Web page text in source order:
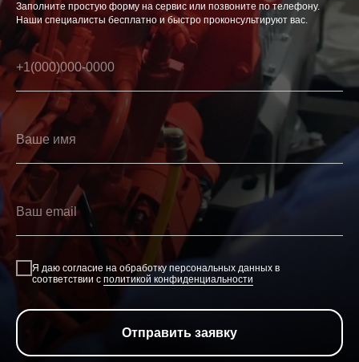
Заполните простую форму на сервис или позвоните по телефону.
Наши специалисты бесплатно и быстро проконсультируют вас.
Я даю согласие на обработку персональных данных в
соответствии с политикой конфиденциальности
Отправить заявку